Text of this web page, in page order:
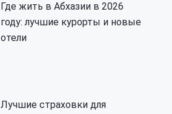
Где жить в Абхазии в 2026
году: лучшие курорты и новые
отели
Лучшие страховки для